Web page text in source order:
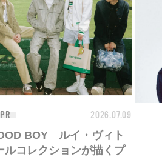
【PRADA × NI-
る、ニューモード